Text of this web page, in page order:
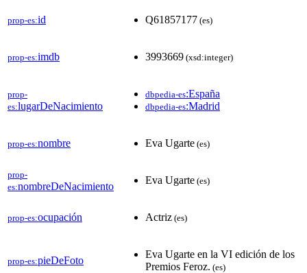
prop-es:id Q61857177 (es)
prop-es:imdb 3993669 (xsd:integer)
prop-
es:lugarDeNacimiento
dbpedia-es:España
dbpedia-es:Madrid
prop-es:nombre Eva Ugarte (es)
prop-
es:nombreDeNacimiento
Eva Ugarte (es)
prop-es:ocupación Actriz (es)
prop-es:pieDeFoto
Eva Ugarte en la VI edición de los
Premios Feroz. (es)